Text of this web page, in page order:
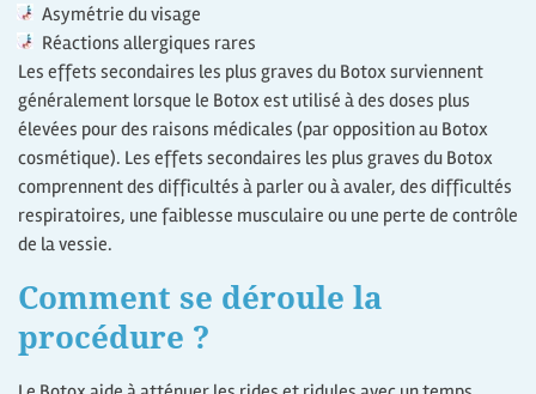
Asymétrie du visage
Réactions allergiques rares
Les effets secondaires les plus graves du Botox surviennent
généralement lorsque le Botox est utilisé à des doses plus
élevées pour des raisons médicales (par opposition au Botox
cosmétique). Les effets secondaires les plus graves du Botox
comprennent des difficultés à parler ou à avaler, des difficultés
respiratoires, une faiblesse musculaire ou une perte de contrôle
de la vessie.
Comment se déroule la
procédure ?